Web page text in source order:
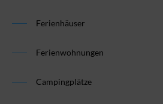
Ferienhäuser
Ferienwohnungen
Campingplätze